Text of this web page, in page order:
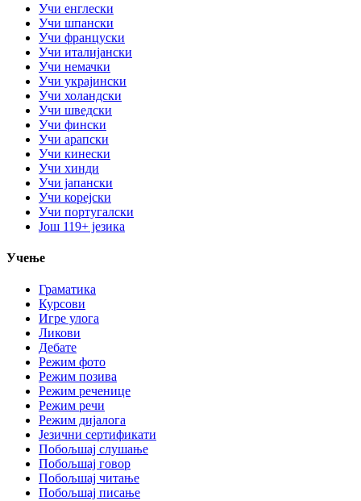
Учи енглески
Учи шпански
Учи француски
Учи италијански
Учи немачки
Учи украјински
Учи холандски
Учи шведски
Учи фински
Учи арапски
Учи кинески
Учи хинди
Учи јапански
Учи корејски
Учи португалски
Још 119+ језика
Учење
Граматика
Курсови
Игре улога
Ликови
Дебате
Режим фото
Режим позива
Режим реченице
Режим речи
Режим дијалога
Језични сертификати
Побољшај слушање
Побољшај говор
Побољшај читање
Побољшај писање